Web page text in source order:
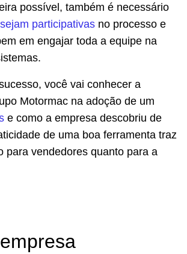
possível, também é necessário
participativas no processo e
em engajar toda a equipe na
você vai conhecer a
Motormac na adoção de um
e como a empresa descobriu de
de uma boa ferramenta traz
para vendedores quanto para a